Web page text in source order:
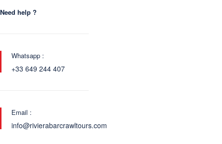
Need help ?
Whatsapp :
+33 649 244 407
Email :
info@rivierabarcrawltours.com